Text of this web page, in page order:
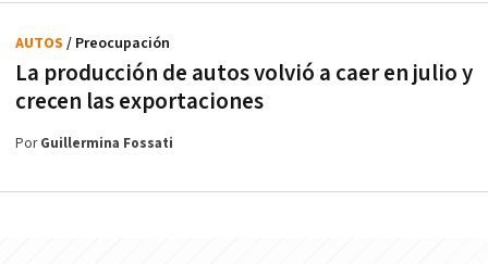
La producción de autos volvió a caer en julio y
crecen las exportaciones
AUTOS / Preocupación
PorGuillermina Fossati